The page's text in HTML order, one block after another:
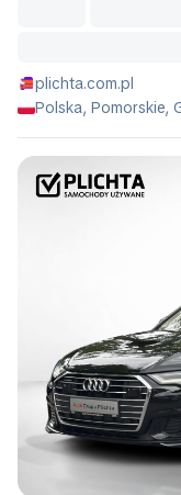
plichta.com.pl
Polska, Pomorskie,